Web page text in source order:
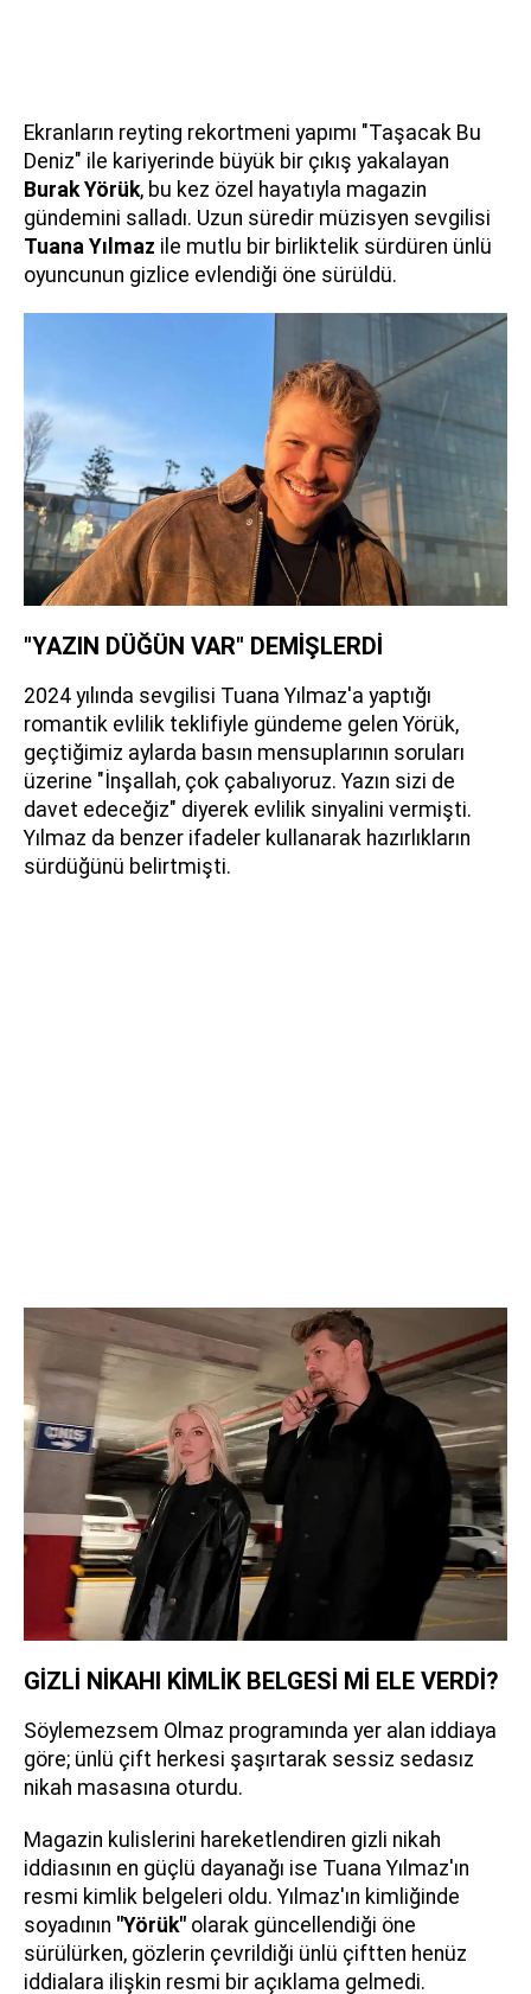
Ekranların reyting rekortmeni yapımı "Taşacak Bu
Deniz" ile kariyerinde büyük bir çıkış yakalayan
Burak Yörük, bu kez özel hayatıyla magazin
gündemini salladı. Uzun süredir müzisyen sevgilisi
Tuana Yılmaz ile mutlu bir birliktelik sürdüren ünlü
oyuncunun gizlice evlendiği öne sürüldü.
"YAZIN DÜĞÜN VAR" DEMİŞLERDİ
2024 yılında sevgilisi Tuana Yılmaz'a yaptığı
romantik evlilik teklifiyle gündeme gelen Yörük,
geçtiğimiz aylarda basın mensuplarının soruları
üzerine "İnşallah, çok çabalıyoruz. Yazın sizi de
davet edeceğiz" diyerek evlilik sinyalini vermişti.
Yılmaz da benzer ifadeler kullanarak hazırlıkların
sürdüğünü belirtmişti.
GİZLİ NİKAHI KİMLİK BELGESİ Mİ ELE VERDİ?
Söylemezsem Olmaz programında yer alan iddiaya
göre; ünlü çift herkesi şaşırtarak sessiz sedasız
nikah masasına oturdu.
Magazin kulislerini hareketlendiren gizli nikah
iddiasının en güçlü dayanağı ise Tuana Yılmaz'ın
resmi kimlik belgeleri oldu. Yılmaz'ın kimliğinde
soyadının "Yörük" olarak güncellendiği öne
sürülürken, gözlerin çevrildiği ünlü çiftten henüz
iddialara ilişkin resmi bir açıklama gelmedi.